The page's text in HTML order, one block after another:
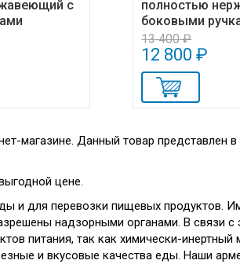
с
полностью
боковыми
13 400 ₽
12 800 ₽
магазине. Данный товар представлен
цене.
и для перевозки пищевых продуктов.
надзорными органами. В связи с
питания, так как химически-инертный
и вкусовые качества еды. Наши